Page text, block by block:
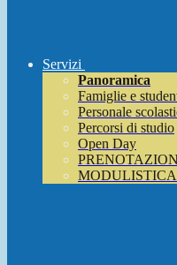
Servizi
Panoramica
Famiglie e
Personale
Percorsi di studio
Open Day